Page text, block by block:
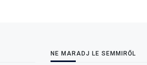
NE MARADJ LE SEMMIRŐL